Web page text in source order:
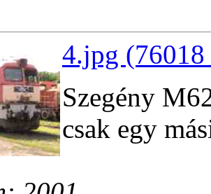
4.jpg (76018
Szegény
csak egy